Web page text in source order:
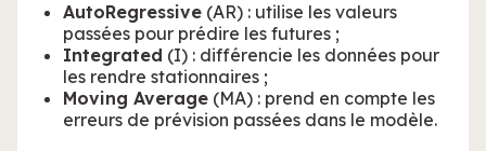
AutoRegressive (AR) : utilise les valeurs
passées pour prédire les futures ;
Integrated (I) : différencie les données pour
les rendre stationnaires ;
Moving Average (MA) : prend en compte les
erreurs de prévision passées dans le modèle.